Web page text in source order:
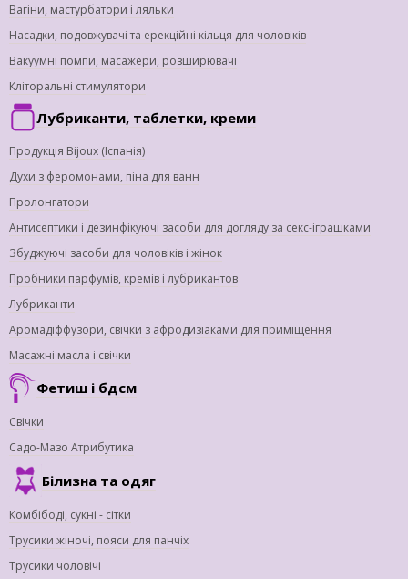
Вагіни, мастурбатори і ляльки
Насадки, подовжувачі та ерекційні кільця для чоловіків
Вакуумні помпи, масажери, розширювачі
Кліторальні стимулятори
Лубриканти, таблетки, креми
Продукція Bijoux (Іспанія)
Духи з феромонами, піна для ванн
Пролонгатори
Антисептики і дезинфікуючі засоби для догляду за секс-іграшками
Збуджуючі засоби для чоловіків і жінок
Пробники парфумів, кремів і лубрикантов
Лубриканти
Аромадіффузори, свічки з афродизіаками для приміщення
Масажні масла і свічки
Фетиш і бдсм
Свічки
Садо-Мазо Атрибутика
Білизна та одяг
Комбібоді, сукні - сітки
Трусики жіночі, пояси для панчіх
Трусики чоловічі